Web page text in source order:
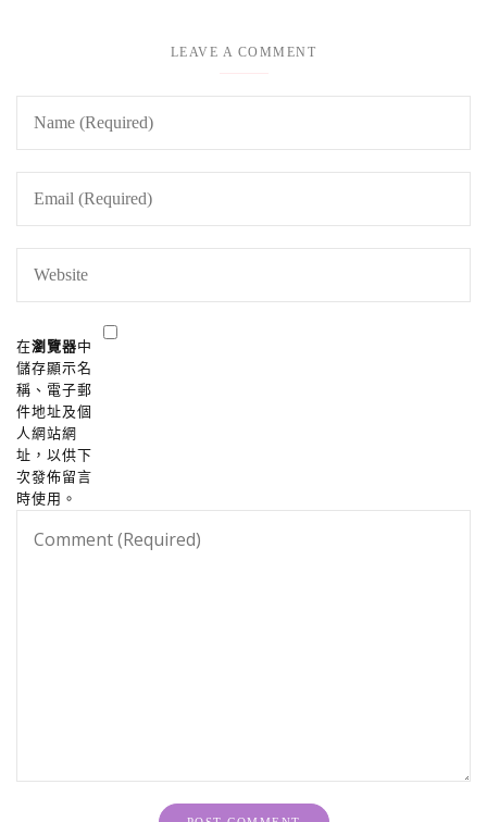
LEAVE A COMMENT
在瀏覽器中
儲存顯示名
稱、電子郵
件地址及個
人網站網
址，以供下
次發佈留言
時使用。